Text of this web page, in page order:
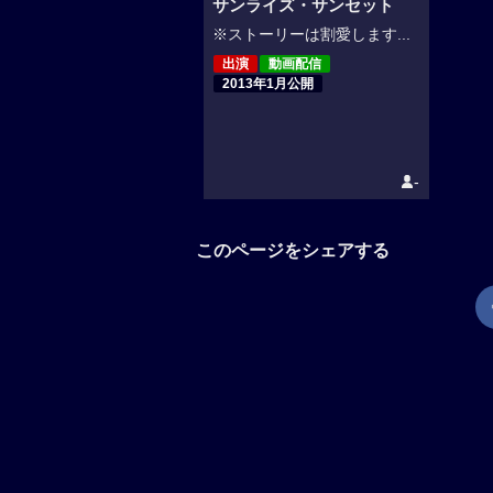
サンライズ・サンセット
※ストーリーは割愛します...
出演
動画配信
2013年1月公開
-
このページをシェアする